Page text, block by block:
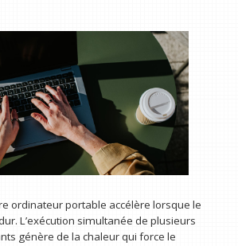
ordinateur portable accélère lorsque le
L’exécution simultanée de plusieurs
génère de la chaleur qui force le